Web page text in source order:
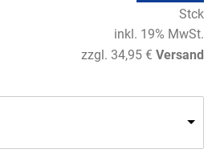
Stck
inkl. 19% MwSt.
zzgl. 34,95 € Versand